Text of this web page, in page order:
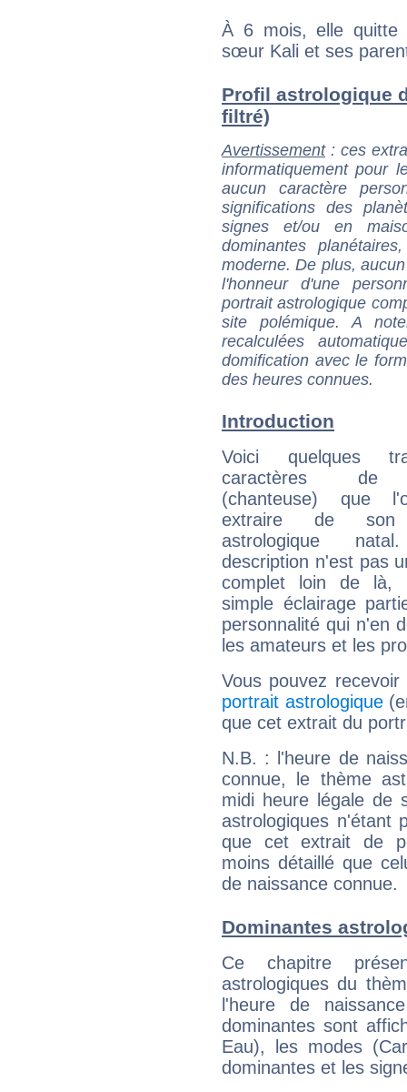
À 6 mois, elle quitte
sœur Kali et ses
Profil astrologique
filtré)
Avertissement: ces
informatiquement pour
aucun caractère
significations des
signes et/ou en
dominantes
moderne. De plus,
l'honneur d'une
portrait astrologique
site polémique. A
recalculées
domification avec le
des heures connues.
Introduction
Voici quelques
caractères de
(chanteuse) que
extraire de son
astrologique
description n'est pas
complet loin de là,
simple éclairage
personnalité qui n'en
les amateurs et les
Vous pouvez
portrait astrologique
que cet extrait du
N.B. : l'heure de
connue, le thème
midi heure légale de
astrologiques n'étant
que cet extrait de
moins détaillé que
de naissance connue.
Dominantes
Ce chapitre
astrologiques du
l'heure de
dominantes sont
Eau), les modes
dominantes et les